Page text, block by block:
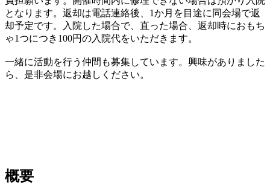
となります。返却は電話連絡後、1か月を目途に同会場で返
却予定です。入院した場合で、直った場合、返却時におもち
ゃ1つにつき100円の入院代をいただきます。
一緒に活動を行う仲間も募集しています。興味がありました
ら、是非会場にお越しください。
概要